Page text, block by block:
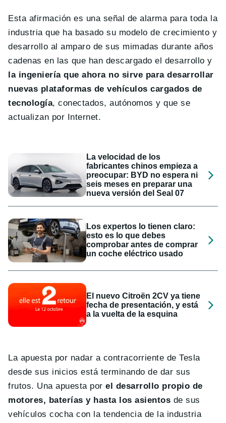
Esta afirmación es una señal de alarma para toda la
industria que ha basado su modelo de crecimiento y
desarrollo al amparo de sus mimadas durante años
cadenas en las que han descargado el desarrollo y
la ingeniería que ahora no sirve para desarrollar
nuevas plataformas de vehículos cargados de
tecnología, conectados, autónomos y que se
actualizan por Internet.
La velocidad de los
fabricantes chinos empieza a
preocupar: BYD no espera ni
seis meses en preparar una
nueva versión del Seal 07
Los expertos lo tienen claro:
esto es lo que debes
comprobar antes de comprar
un coche eléctrico usado
El nuevo Citroën 2CV ya tiene
fecha de presentación, y está
a la vuelta de la esquina
La apuesta por nadar a contracorriente de Tesla
desde sus inicios está terminando de dar sus
frutos. Una apuesta porel desarrollo propio de
motores, baterías y hasta los asientos de sus
vehículos cocha con la tendencia de la industria